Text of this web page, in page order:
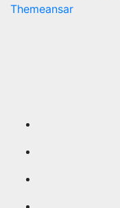
Themeansar